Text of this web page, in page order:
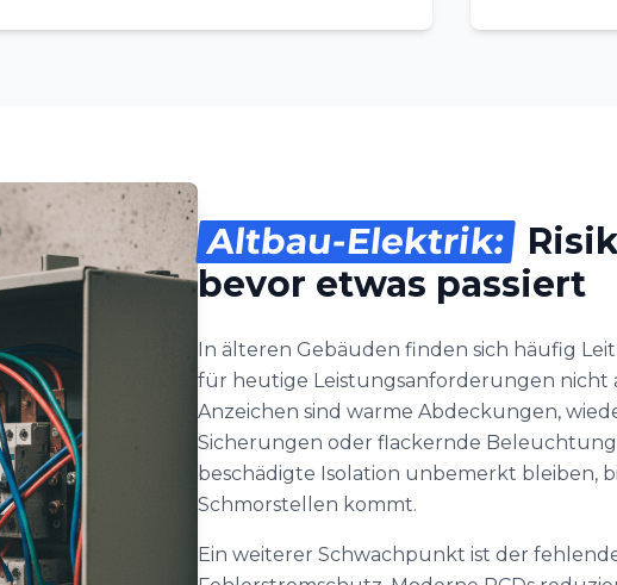
Altbau-Elektrik:
bevor etwas passiert
In älteren Gebäuden finden sich häufig
für heutige Leistungsanforderungen nicht
Anzeichen sind warme Abdeckungen,
Sicherungen oder flackernde
beschädigte Isolation unbemerkt bleiben,
Schmorstellen kommt.
Ein weiterer Schwachpunkt ist der